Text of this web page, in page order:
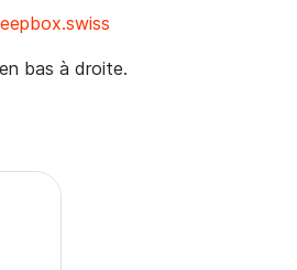
en bas à droite.